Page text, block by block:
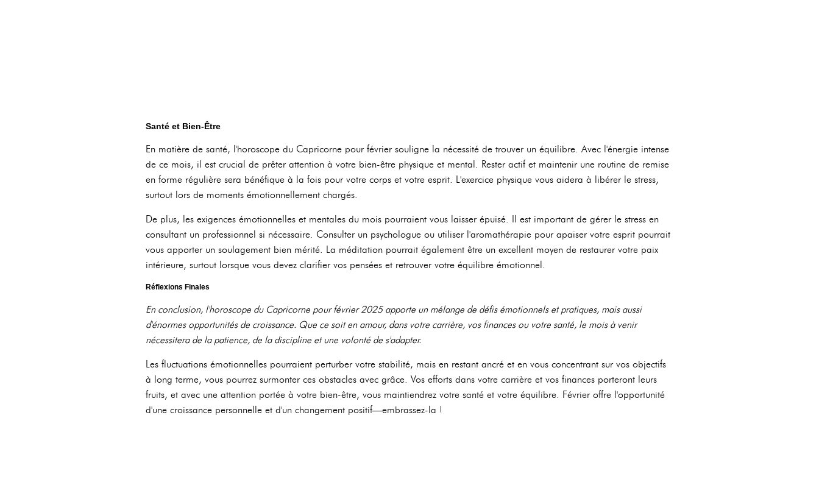
Santé et Bien-Être
En matière de santé, l'horoscope du Capricorne pour février souligne la nécessité de trouver un équilibre. Avec l'énergie intense
de ce mois, il est crucial de prêter attention à votre bien-être physique et mental. Rester actif et maintenir une routine de remise
en forme régulière sera bénéfique à la fois pour votre corps et votre esprit. L'exercice physique vous aidera à libérer le stress,
surtout lors de moments émotionnellement chargés.
De plus, les exigences émotionnelles et mentales du mois pourraient vous laisser épuisé. Il est important de gérer le stress en
consultant un professionnel si nécessaire. Consulter un psychologue ou utiliser l'aromathérapie pour apaiser votre esprit pourrait
vous apporter un soulagement bien mérité. La méditation pourrait également être un excellent moyen de restaurer votre paix
intérieure, surtout lorsque vous devez clarifier vos pensées et retrouver votre équilibre émotionnel.
Réflexions Finales
En conclusion, l'horoscope du Capricorne pour février 2025 apporte un mélange de défis émotionnels et pratiques, mais aussi
d'énormes opportunités de croissance. Que ce soit en amour, dans votre carrière, vos finances ou votre santé, le mois à venir
nécessitera de la patience, de la discipline et une volonté de s'adapter.
Les fluctuations émotionnelles pourraient perturber votre stabilité, mais en restant ancré et en vous concentrant sur vos objectifs
à long terme, vous pourrez surmonter ces obstacles avec grâce. Vos efforts dans votre carrière et vos finances porteront leurs
fruits, et avec une attention portée à votre bien-être, vous maintiendrez votre santé et votre équilibre. Février offre l'opportunité
d'une croissance personnelle et d'un changement positif—embrassez-la !